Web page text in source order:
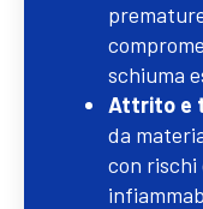
schiuma
Attrito e
da
con rischi